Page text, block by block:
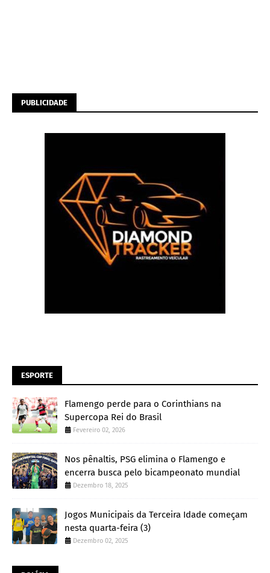
PUBLICIDADE
ESPORTE
Flamengo perde para o Corinthians na
Supercopa Rei do Brasil
Fevereiro 02, 2026
Nos pênaltis, PSG elimina o Flamengo e
encerra busca pelo bicampeonato mundial
Dezembro 18, 2025
Jogos Municipais da Terceira Idade começam
nesta quarta-feira (3)
Dezembro 02, 2025